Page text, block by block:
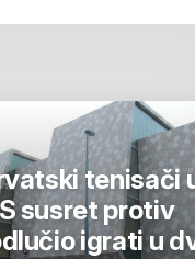
tenisači
susret protiv
igrati u